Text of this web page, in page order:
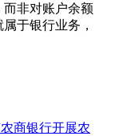
非对账户余额
于银行业务，
商银行开展农